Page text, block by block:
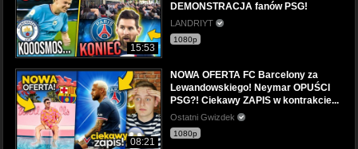
15:53
DEMONSTRACJA fanów PSG!
LANDRIYT
1080p
08:21
NOWA OFERTA FC Barcelony za
Lewandowskiego! Neymar OPUŚCI
PSG?! Ciekawy ZAPIS w kontrakcie...
Ostatni Gwizdek
1080p